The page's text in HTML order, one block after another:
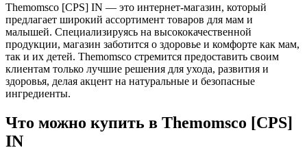
Themomsco [CPS] IN — это интернет-магазин, который
предлагает широкий ассортимент товаров для мам и
малышей. Специализируясь на высококачественной
продукции, магазин заботится о здоровье и комфорте как мам,
так и их детей. Themomsco стремится предоставить своим
клиентам только лучшие решения для ухода, развития и
здоровья, делая акцент на натуральные и безопасные
ингредиенты.
Что можно купить в Themomsco [CPS]
IN